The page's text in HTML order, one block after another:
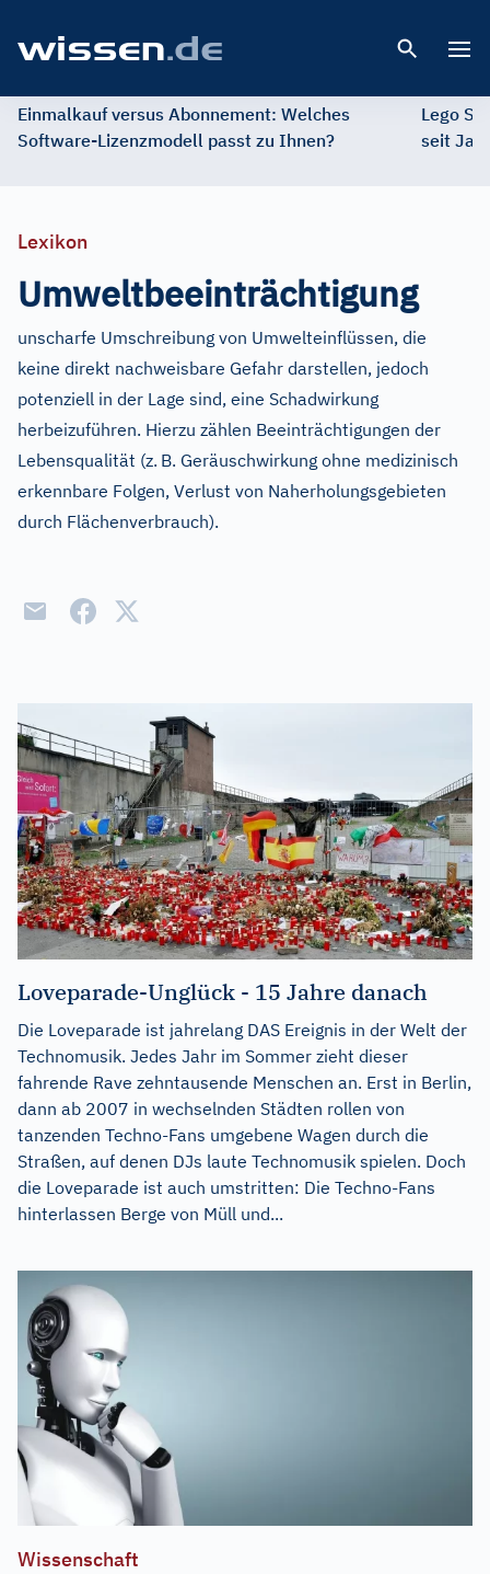
Einmalkauf versus Abonnement: Welches
Software-Lizenzmodell passt zu Ihnen?
Lego
seit
Lexikon
Umweltbeeinträchtigung
unscharfe Umschreibung von Umwelteinflüssen, die
keine direkt nachweisbare Gefahr darstellen, jedoch
potenziell in der Lage sind, eine Schadwirkung
herbeizuführen. Hierzu zählen Beeinträchtigungen der
Lebensqualität (z. B. Geräuschwirkung ohne medizinisch
erkennbare Folgen, Verlust von Naherholungsgebieten
durch Flächenverbrauch).
Loveparade-Unglück - 15 Jahre danach
Die Loveparade ist jahrelang DAS Ereignis in der Welt der
Technomusik. Jedes Jahr im Sommer zieht dieser
fahrende Rave zehntausende Menschen an. Erst in Berlin,
dann ab 2007 in wechselnden Städten rollen von
tanzenden Techno-Fans umgebene Wagen durch die
Straßen, auf denen DJs laute Technomusik spielen. Doch
die Loveparade ist auch umstritten: Die Techno-Fans
hinterlassen Berge von Müll und...
Wissenschaft